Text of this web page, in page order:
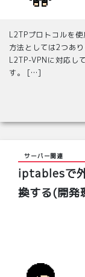
L2TPプロトコルを
方法としては2つあ
L2TP-VPNに対応し
す。 […]
サーバー関連
iptablesで
換する(開発